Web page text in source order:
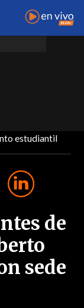
estudiantil
de
sede